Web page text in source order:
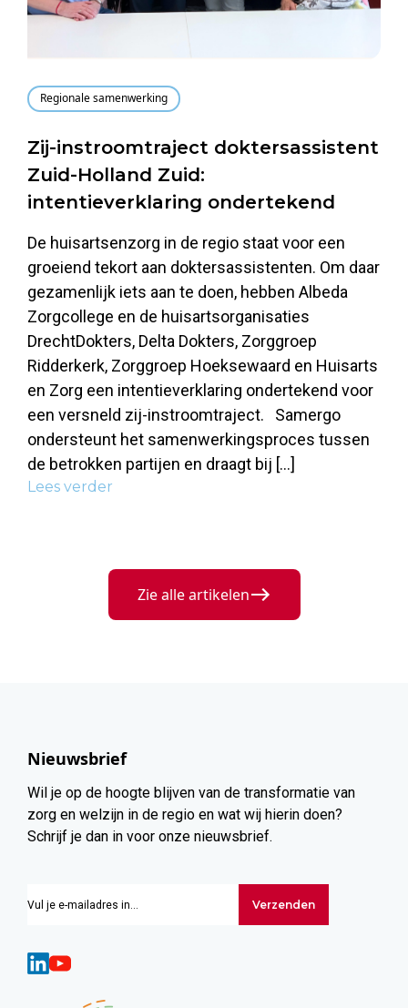
Regionale samenwerking
Zij-instroomtraject doktersassistent
Zuid-Holland Zuid:
intentieverklaring ondertekend
De huisartsenzorg in de regio staat voor een
groeiend tekort aan doktersassistenten. Om daar
gezamenlijk iets aan te doen, hebben Albeda
Zorgcollege en de huisartsorganisaties
DrechtDokters, Delta Dokters, Zorggroep
Ridderkerk, Zorggroep Hoeksewaard en Huisarts
en Zorg een intentieverklaring ondertekend voor
een versneld zij-instroomtraject. Samergo
ondersteunt het samenwerkingsproces tussen
de betrokken partijen en draagt bij […]
Lees verder
Zie alle artikelen
Nieuwsbrief
Wil je op de hoogte blijven van de transformatie van
zorg en welzijn in de regio en wat wij hierin doen?
Schrijf je dan in voor onze nieuwsbrief.
Verzenden